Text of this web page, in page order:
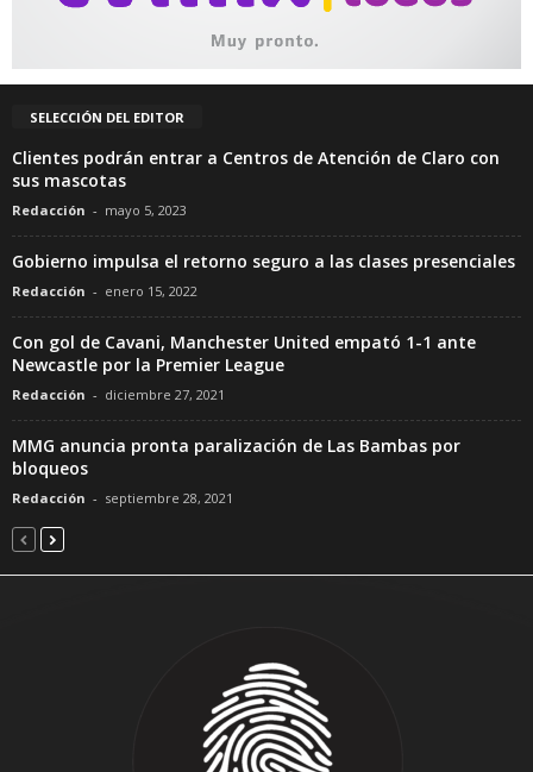
SELECCIÓN DEL EDITOR
Clientes podrán entrar a Centros de Atención de Claro con
sus mascotas
Redacción - mayo 5, 2023
Gobierno impulsa el retorno seguro a las clases presenciales
Redacción - enero 15, 2022
Con gol de Cavani, Manchester United empató 1-1 ante
Newcastle por la Premier League
Redacción - diciembre 27, 2021
MMG anuncia pronta paralización de Las Bambas por
bloqueos
Redacción - septiembre 28, 2021